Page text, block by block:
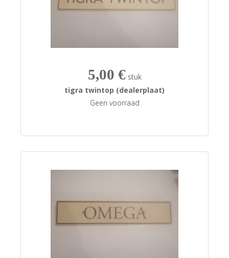
5,00 € stuk
tigra twintop (dealerplaat)
Geen voorraad